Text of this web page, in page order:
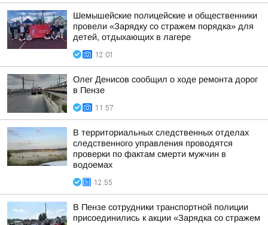
Шемышейские полицейские и общественники
провели «Зарядку со стражем порядка» для
детей, отдыхающих в лагере
12:01
Олег Денисов сообщил о ходе ремонта дорог
в Пензе
11:57
В территориальных следственных отделах
следственного управления проводятся
проверки по фактам смерти мужчин в
водоемах
12:55
В Пензе сотрудники транспортной полиции
присоединились к акции «Зарядка со стражем